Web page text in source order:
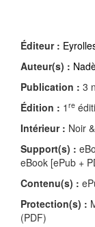
Éditeur :
Auteur(s) :
Publication : 3
Édition : 1 re
Intérieur : Noir
Support(s) :
eBook [ePub +
Contenu(s) :
Protection(s) :
(PDF)